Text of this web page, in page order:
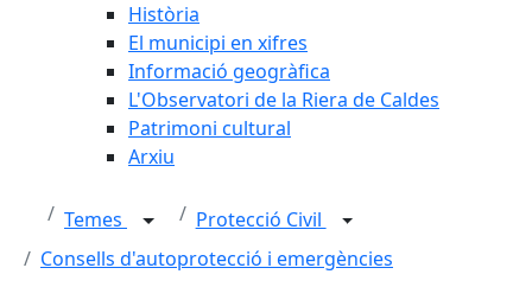
Història
El municipi en xifres
Informació geogràfica
L'Observatori de la Riera de Caldes
Patrimoni cultural
Arxiu
Temes
Protecció Civil
Consells d'autoprotecció i emergències